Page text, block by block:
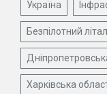
Україна
Безпілотний
Харківська